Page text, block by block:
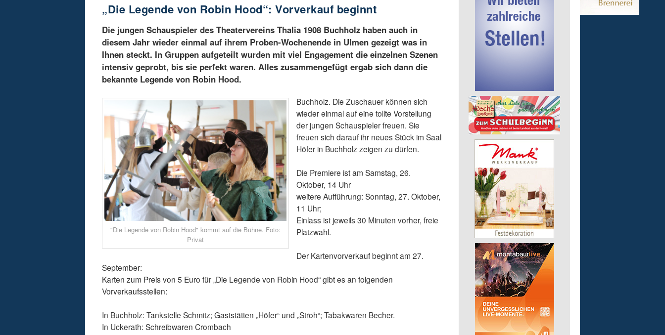
„Die Legende von Robin Hood“: Vorverkauf beginnt
Die jungen Schauspieler des Theatervereins Thalia 1908 Buchholz haben auch in
diesem Jahr wieder einmal auf ihrem Proben-Wochenende in Ulmen gezeigt was in
Ihnen steckt. In Gruppen aufgeteilt wurden mit viel Engagement die einzelnen Szenen
intensiv geprobt, bis sie perfekt waren. Alles zusammengefügt ergab sich dann die
bekannte Legende von Robin Hood.
"Die Legende von Robin Hood" kommt auf die Bühne. Foto:
Privat
Buchholz. Die Zuschauer können sich
wieder einmal auf eine tollte Vorstellung
der jungen Schauspieler freuen. Sie
freuen sich darauf ihr neues Stück im Saal
Höfer in Buchholz zeigen zu dürfen.
Die Premiere ist am Samstag, 26.
Oktober, 14 Uhr
weitere Aufführung: Sonntag, 27. Oktober,
11 Uhr;
Einlass ist jeweils 30 Minuten vorher, freie
Platzwahl.
Der Kartenvorverkauf beginnt am 27.
September:
Karten zum Preis von 5 Euro für „Die Legende von Robin Hood“ gibt es an folgenden
Vorverkaufsstellen:
In Buchholz: Tankstelle Schmitz; Gaststätten „Höfer“ und „Stroh“; Tabakwaren Becher.
In Uckerath: Schreibwaren Crombach